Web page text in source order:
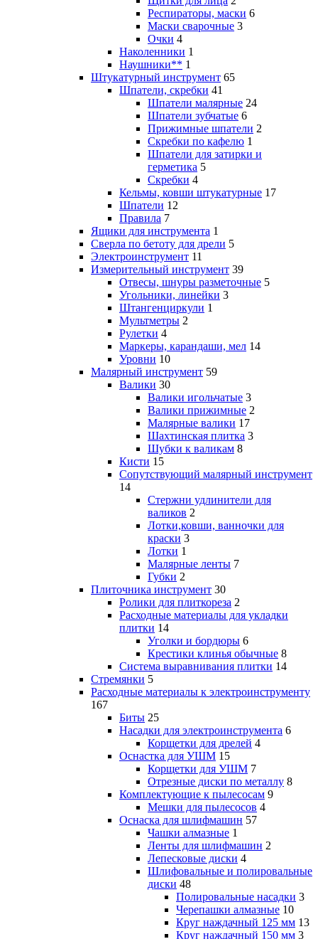
Респираторы, маски 6
Маски сварочные 3
Очки 4
Наколенники 1
Наушники** 1
Штукатурный инструмент 65
Шпатели, скребки 41
Шпатели малярные 24
Шпатели зубчатые 6
Прижимные шпатели 2
Скребки по кафелю 1
Шпатели для затирки и
герметика 5
Скребки 4
Кельмы, ковши штукатурные 17
Шпатели 12
Правила 7
Ящики для инструмента 1
Сверла по бетоту для дрели 5
Электроинструмент 11
Измерительный инструмент 39
Отвесы, шнуры разметочные 5
Угольники, линейки 3
Штангенциркули 1
Мультметры 2
Рулетки 4
Маркеры, карандаши, мел 14
Уровни 10
Малярный инструмент 59
Валики 30
Валики игольчатые 3
Валики прижимные 2
Малярные валики 17
Шахтинская плитка 3
Шубки к валикам 8
Кисти 15
Сопутствующий малярный инструмент
14
Стержни удлинители для
валиков 2
Лотки,ковши, ванночки для
краски 3
Лотки 1
Малярные ленты 7
Губки 2
Плиточника инструмент 30
Ролики для плиткореза 2
Расходные материалы для укладки
плитки 14
Уголки и бордюры 6
Крестики клинья обычные 8
Система выравнивания плитки 14
Стремянки 5
Расходные материалы к электроинструменту
167
Биты 25
Насадки для электроинструмента 6
Корщетки для дрелей 4
Оснастка для УШМ 15
Корщетки для УШМ 7
Отрезные диски по металлу 8
Комплектующие к пылесосам 9
Мешки для пылесосов 4
Оснаска для шлифмашин 57
Чашки алмазные 1
Ленты для шлифмашин 2
Лепесковые диски 4
Шлифовальные и полировальные
диски 48
Полировальные насадки 3
Черепашки алмазные 10
Круг наждачный 125 мм 13
Круг наждачный 150 мм 3